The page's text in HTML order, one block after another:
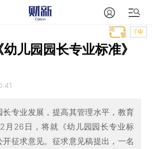
T中
儿园园长专业标准》
长专业发展，提高其管理水平，教育
月26日，将就《幼儿园园长专业标
开征求意见。征求意见稿提出，一名